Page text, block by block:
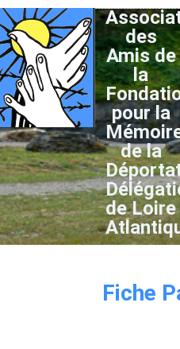
des
Amis de
la
pour la
de la
de Loire
Fiche